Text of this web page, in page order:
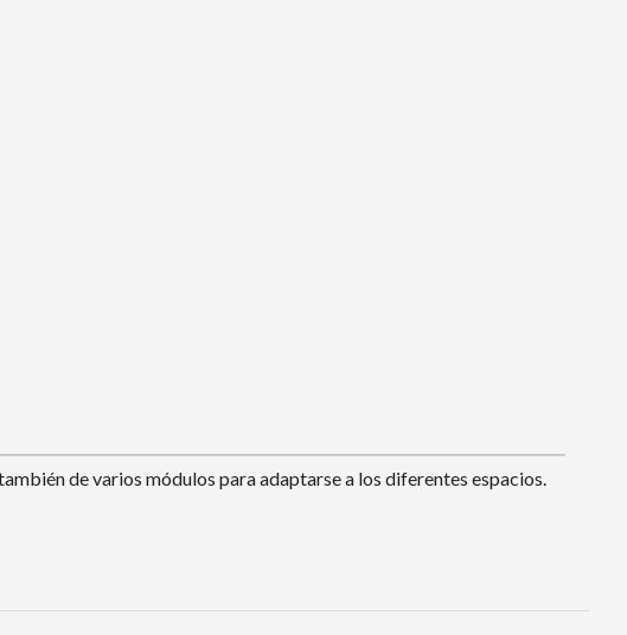
de varios módulos para adaptarse a los diferentes espacios.